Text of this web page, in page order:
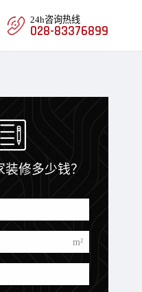
24h咨询热线
028-83376899

修多少钱？
m²